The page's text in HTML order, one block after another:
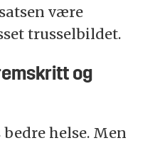
være
trusselbildet.
og
helse. Men